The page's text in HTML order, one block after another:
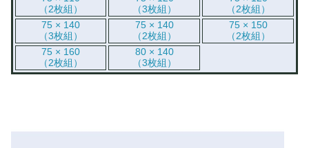
（2枚組）
（3枚組）
（2枚組）
75 × 140
（3枚組）
75 × 140
（2枚組）
75 × 150
（2枚組）
75 × 160
（2枚組）
80 × 140
（3枚組）